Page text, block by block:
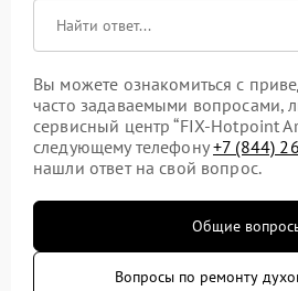
Вы можете ознакомиться с
часто задаваемыми вопросами,
сервисный центр “FIX-Hotpoint
следующему телефону+7 (844)
нашли ответ на свой вопрос.
Общие
Вопросы по ремонту